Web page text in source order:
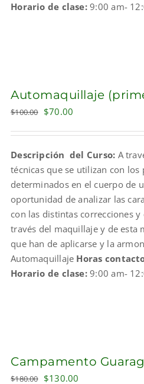
Horario de clase:9:00 am-
Automaquillaje
$100.00 Original
$100.00.
$70.00
$70.00.
Descripción del Curso: A
técnicas que se utilizan con
determinados en el cuerpo de
oportunidad de analizar las
con las distintas correcciones
través del maquillaje y de esta
que han de aplicarse y la
Automaquillaje Horas
Horario de clase:9:00 am-
Campamento
$180.00 Original
$130.00